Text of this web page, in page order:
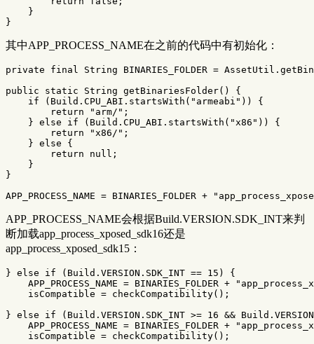
}
}
其中APP_PROCESS_NAME在之前的代码中有初始化：
private final String BINARIES_FOLDER = AssetUtil .
public
static String getBinariesFolder()
{
if
( Build . CPU_ABI . startsWith ( "armeabi" ))
{
return
"arm/" ;
} else if ( Build . CPU_ABI . startsWith ( "x86" ))
{
return
"x86/" ;
} else
{
return
null ;
}
}
APP_PROCESS_NAME = BINARIES_FOLDER +
APP_PROCESS_NAME会根据Build.VERSION.SDK_INT来判
断加载app_process_xposed_sdk16还是
app_process_xposed_sdk15：
} else if ( Build . VERSION . SDK_INT == 15 )
{
APP_PROCESS_NAME = BINARIES_FOLDER +
isCompatible = checkCompatibility();
} else if ( Build . VERSION . SDK_INT >= 16 && Build . VERSION
APP_PROCESS_NAME = BINARIES_FOLDER +
isCompatible = checkCompatibility();